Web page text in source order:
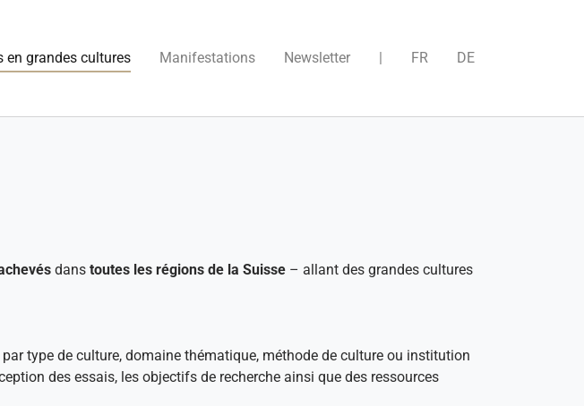
en grandes cultures(current)Manifestations Newsletter | FR DE
dans toutes les régions de la Suisse – allant des grandes cultures
type de culture, domaine thématique, méthode de culture ou institution
des essais, les objectifs de recherche ainsi que des ressources